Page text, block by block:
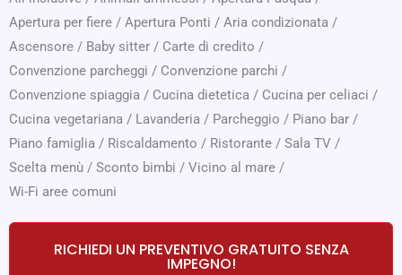
Apertura per fiere / Apertura Ponti / Aria condizionata /
Ascensore / Baby sitter / Carte di credito /
Convenzione parcheggi / Convenzione parchi /
Convenzione spiaggia / Cucina dietetica / Cucina per celiaci /
Cucina vegetariana / Lavanderia / Parcheggio / Piano bar /
Piano famiglia / Riscaldamento / Ristorante / Sala TV /
Scelta menù / Sconto bimbi / Vicino al mare /
Wi-Fi aree comuni
RICHIEDI UN PREVENTIVO GRATUITO SENZA
IMPEGNO!